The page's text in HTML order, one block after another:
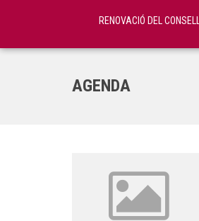
RENOVACIÓ DEL
AGENDA